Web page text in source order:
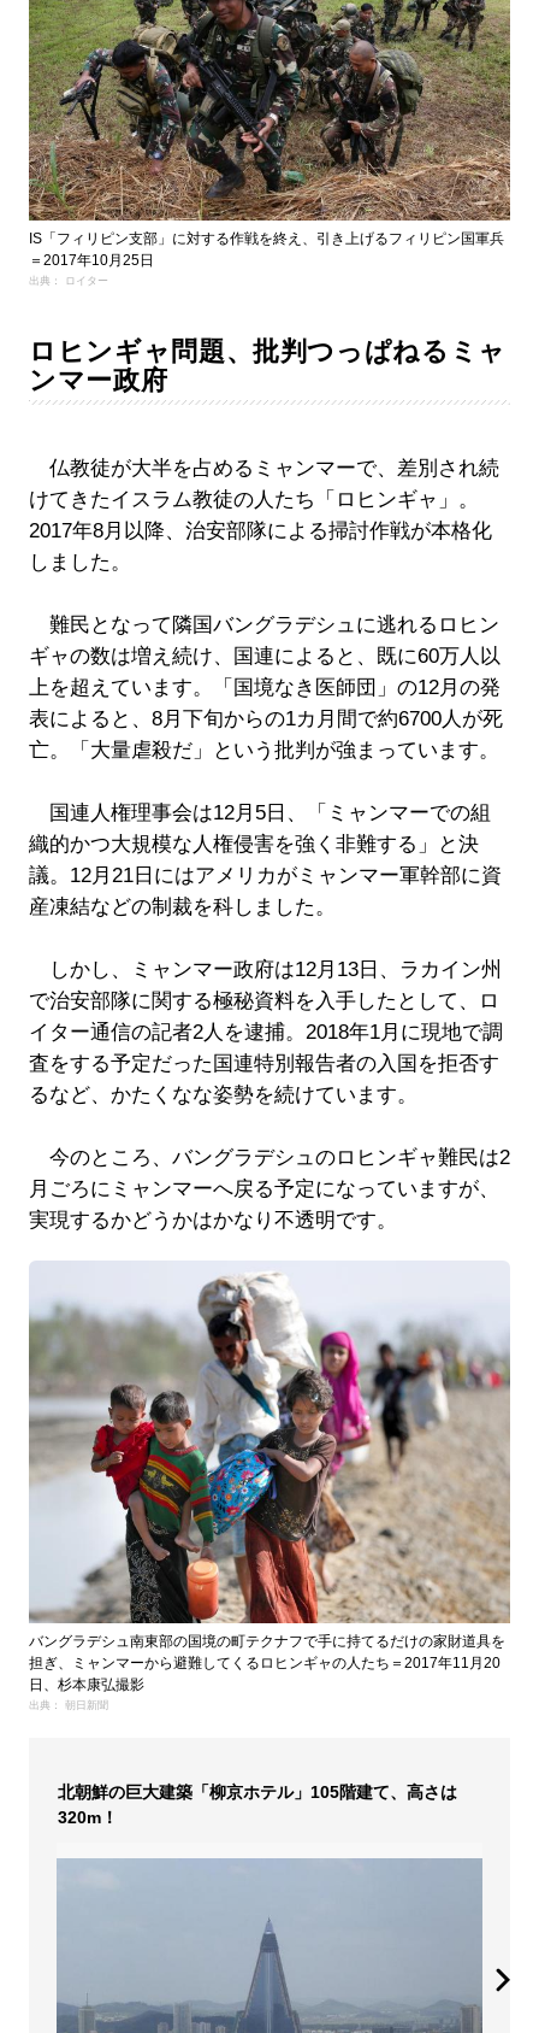
IS「フィリピン支部」に対する作戦を終え、引き上げるフィリピン国軍兵
＝2017年10月25日
出典： ロイター
ロヒンギャ問題、批判つっぱねるミャ
ンマー政府
仏教徒が大半を占めるミャンマーで、差別され続
けてきたイスラム教徒の人たち「ロヒンギャ」。
2017年8月以降、治安部隊による掃討作戦が本格化
しました。
難民となって隣国バングラデシュに逃れるロヒン
ギャの数は増え続け、国連によると、既に60万人以
上を超えています。「国境なき医師団」の12月の発
表によると、8月下旬からの1カ月間で約6700人が死
亡。「大量虐殺だ」という批判が強まっています。
国連人権理事会は12月5日、「ミャンマーでの組
織的かつ大規模な人権侵害を強く非難する」と決
議。12月21日にはアメリカがミャンマー軍幹部に資
産凍結などの制裁を科しました。
しかし、ミャンマー政府は12月13日、ラカイン州
で治安部隊に関する極秘資料を入手したとして、ロ
イター通信の記者2人を逮捕。2018年1月に現地で調
査をする予定だった国連特別報告者の入国を拒否す
るなど、かたくなな姿勢を続けています。
今のところ、バングラデシュのロヒンギャ難民は2
月ごろにミャンマーへ戻る予定になっていますが、
実現するかどうかはかなり不透明です。
バングラデシュ南東部の国境の町テクナフで手に持てるだけの家財道具を
担ぎ、ミャンマーから避難してくるロヒンギャの人たち＝2017年11月20
日、杉本康弘撮影
出典： 朝日新聞
北朝鮮の巨大建築「柳京ホテル」105階建て、高さは
320m！